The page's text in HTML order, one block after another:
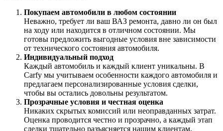
Покупаем автомобили в любом состоянии
Неважно, требует ли ваш ВАЗ ремонта, давно ли он был
на ходу или находится в отличном состоянии. Мы
готовы предложить выгодные условия вне зависимости
от технического состояния автомобиля.
Индивидуальный подход
Каждый автомобиль и каждый клиент уникальны. В
Carfy мы учитываем особенности каждого автомобиля и
предлагаем персонализированные условия сделки,
чтобы вы остались довольны результатом.
Прозрачные условия и честная оценка
Никаких скрытых комиссий или неоправданных затрат.
Оценка проводится честно и прозрачно, а каждый этап
сделки тщательно разъясняется нашим клиентам.